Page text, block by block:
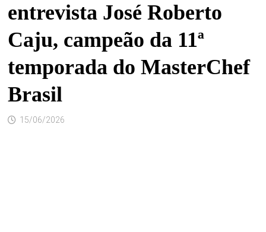
entrevista José Roberto
Caju, campeão da 11ª
temporada do MasterChef
Brasil
15/06/2026